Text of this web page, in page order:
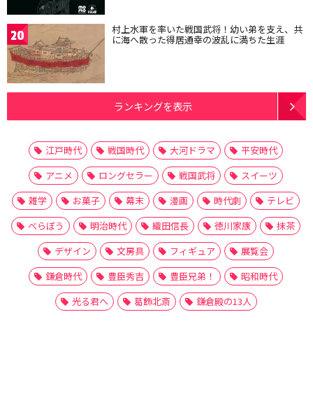
20 村上水軍を率いた戦国武将！幼い弟を支え、共
に海へ散った得居通幸の波乱に満ちた生涯
ランキングを表示
江戸時代 戦国時代 大河ドラマ
平安時代
アニメ
ロングセラー 戦国武将
スイーツ
雑学
お菓子 幕末 漫画 時代劇
テレビ
べらぼう
明治時代 織田信長 徳川家康
抹茶
デザイン
文房具 フィギュア
展覧会
鎌倉時代
豊臣秀吉 豊臣兄弟！
昭和時代
光る君へ
葛飾北斎 鎌倉殿の13人